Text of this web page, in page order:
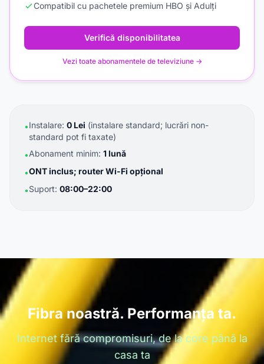
Compatibil cu pachetele premium HBO și Adulți
Verifică disponibilitatea
Vezi toate abonamentele de televiziune →
•Instalare: 0 Lei (instalare standard; lucrări non-
standard pot fi taxate)
•Abonament minim: 1 lună
•ONT inclus; router Wi-Fi opțional
•Suport: 08:00–22:00
Fibra noastră. Performanța ta.
Internet fără compromisuri, de la core până la
casa ta